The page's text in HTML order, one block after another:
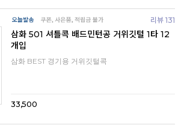
리뷰 131
삼화 501 셔틀콕 배드민턴공 거위깃털 1타 12
개입
삼화 BEST 경기용 거위깃털콕
33,500